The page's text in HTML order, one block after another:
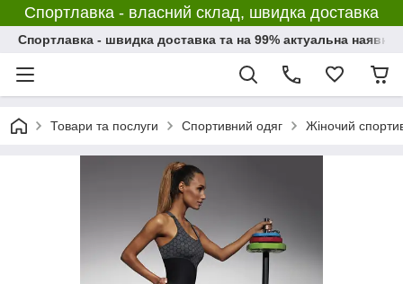
Спортлавка - власний склад, швидка доставка
Спортлавка - швидка доставка та на 99% актуальна
Товари та послуги Спортивний одяг Жіночий